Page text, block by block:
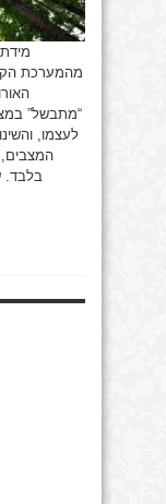
מהמערכת
“מתבשל”
לעצמו,
המצבים,
בלבד.